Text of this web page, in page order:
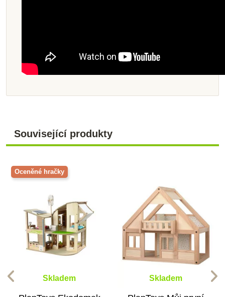
Související produkty
Oceněné hračky
Skladem Skladem